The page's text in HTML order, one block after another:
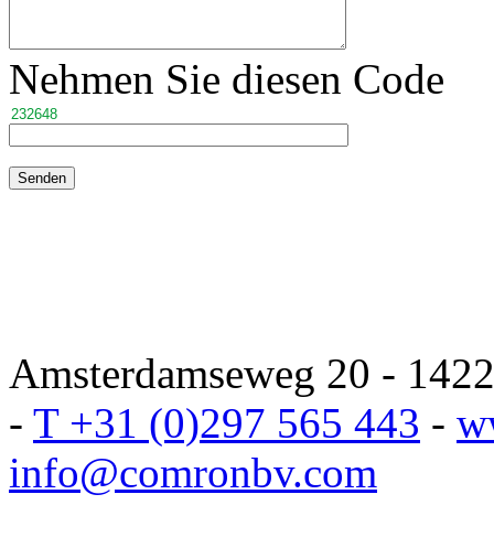
Nehmen Sie diesen Code
Amsterdamseweg 20 -
- T +31 (0)297 565 443 -
info@comronbv.com